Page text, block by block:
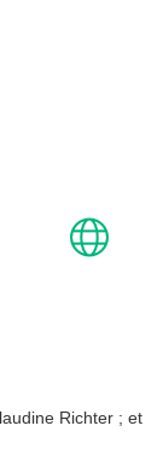
Richter ; et